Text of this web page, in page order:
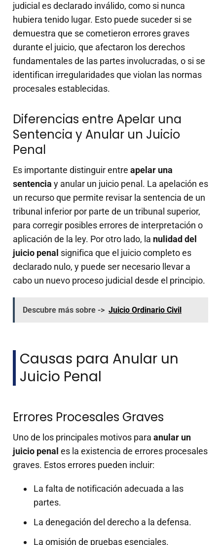
judicial es declarado inválido, como si nunca
hubiera tenido lugar. Esto puede suceder si se
demuestra que se cometieron errores graves
durante el juicio, que afectaron los derechos
fundamentales de las partes involucradas, o si se
identifican irregularidades que violan las normas
procesales establecidas.
Diferencias entre Apelar una
Sentencia y Anular un Juicio
Penal
Es importante distinguir entre apelar una
sentencia y anular un juicio penal. La apelación es
un recurso que permite revisar la sentencia de un
tribunal inferior por parte de un tribunal superior,
para corregir posibles errores de interpretación o
aplicación de la ley. Por otro lado, la nulidad del
juicio penal significa que el juicio completo es
declarado nulo, y puede ser necesario llevar a
cabo un nuevo proceso judicial desde el principio.
Descubre más sobre -> Juicio Ordinario Civil
Causas para Anular un
Juicio Penal
Errores Procesales Graves
Uno de los principales motivos para anular un
juicio penal es la existencia de errores procesales
graves. Estos errores pueden incluir:
La falta de notificación adecuada a las
partes.
La denegación del derecho a la defensa.
La omisión de pruebas esenciales.